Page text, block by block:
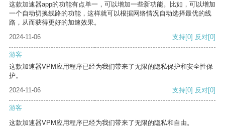
这款加速器app的功能有点单一，可以增加一些新功能。比如，可以增加
一个自动切换线路的功能，这样就可以根据网络情况自动选择最优的线
路，从而获得更好的加速效果。
2024-11-06
支持[0] 反对[0]
游客
这款加速器VPM应用程序已经为我们带来了无限的隐私保护和安全性保
护。
2024-11-06
支持[0] 反对[0]
游客
这款加速器VPM应用程序已经为我们带来了无限的隐私和自由。